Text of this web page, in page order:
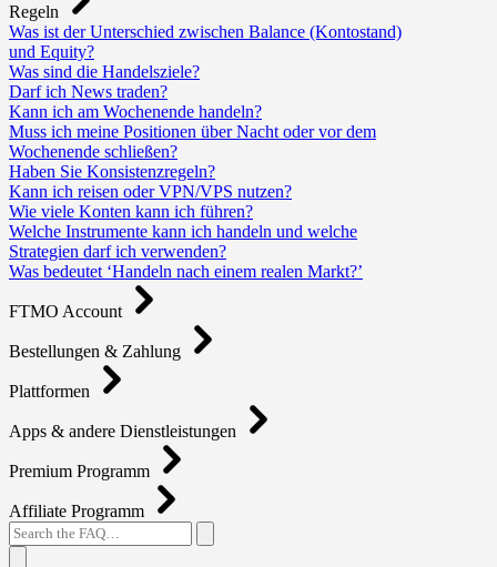
Regeln
Was ist der Unterschied zwischen Balance (Kontostand)
und Equity?
Was sind die Handelsziele?
Darf ich News traden?
Kann ich am Wochenende handeln?
Muss ich meine Positionen über Nacht oder vor dem
Wochenende schließen?
Haben Sie Konsistenzregeln?
Kann ich reisen oder VPN/VPS nutzen?
Wie viele Konten kann ich führen?
Welche Instrumente kann ich handeln und welche
Strategien darf ich verwenden?
Was bedeutet ‘Handeln nach einem realen Markt?’
FTMO Account
Bestellungen & Zahlung
Plattformen
Apps & andere Dienstleistungen
Premium Programm
Affiliate Programm